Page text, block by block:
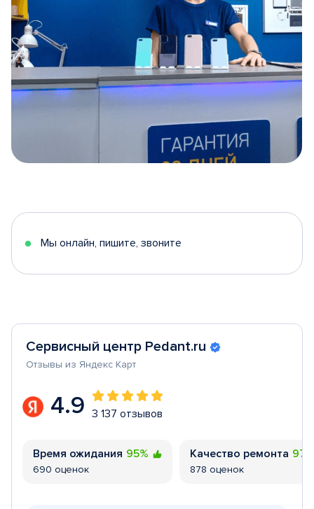
5
Мы онлайн, пишите, звоните
Сервисный центр Pedant.ru
Отзывы из Яндекс Карт
4.9 3 137 отзывов
Время ожидания 95%
690 оценок
Качество ремонта
878 оценок